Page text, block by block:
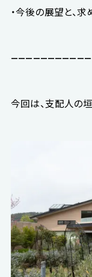
・今後の展望と、
今回は、支配人の